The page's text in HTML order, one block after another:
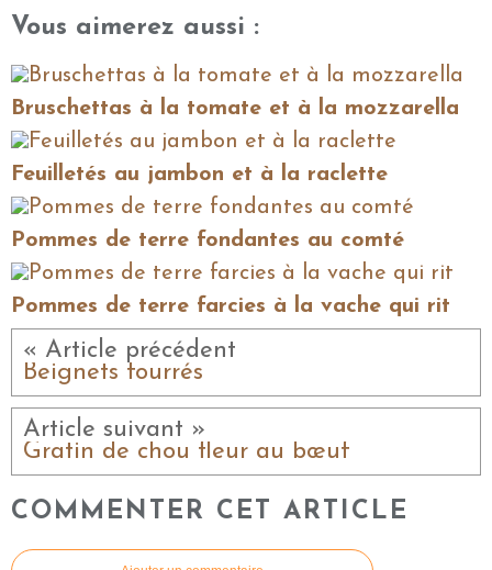
Vous aimerez aussi :
Bruschettas à la tomate et à la mozzarella
Feuilletés au jambon et à la raclette
Pommes de terre fondantes au comté
Pommes de terre farcies à la vache qui rit
« Article précédent
Beignets fourrés
Article suivant »
Gratin de chou fleur au bœuf
COMMENTER CET ARTICLE